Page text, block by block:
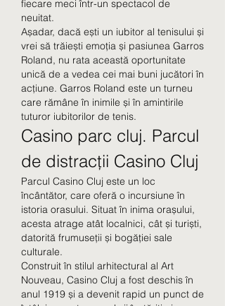
fiecare meci într-un spectacol de
neuitat.
Așadar, dacă ești un iubitor al tenisului și
vrei să trăiești emoția și pasiunea Garros
Roland, nu rata această oportunitate
unică de a vedea cei mai buni jucători în
acțiune. Garros Roland este un turneu
care rămâne în inimile și în amintirile
tuturor iubitorilor de tenis.
Casino parc cluj. Parcul
de distracții Casino Cluj
Parcul Casino Cluj este un loc
încântător, care oferă o incursiune în
istoria orasului. Situat în inima orașului,
acesta atrage atât localnici, cât și turiști,
datorită frumuseții și bogăției sale
culturale.
Construit în stilul arhitectural al Art
Nouveau, Casino Cluj a fost deschis în
anul 1919 și a devenit rapid un punct de